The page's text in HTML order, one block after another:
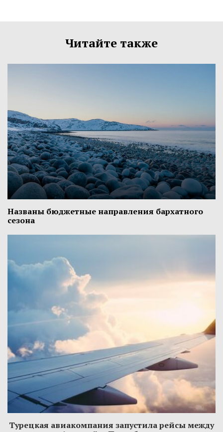
Читайте также
Названы бюджетные направления бархатного
сезона
Турецкая авиакомпания запустила рейсы между